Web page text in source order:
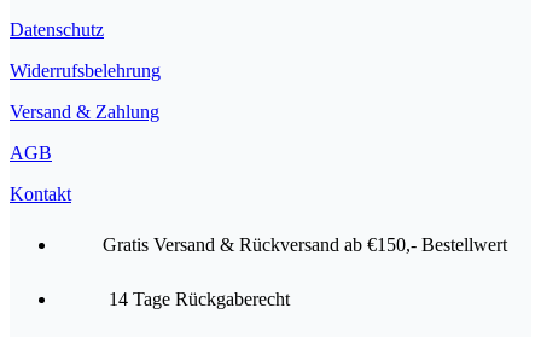
Datenschutz
Widerrufsbelehrung
Versand & Zahlung
AGB
Kontakt
Gratis Versand & Rückversand ab €150,- Bestellwert
14 Tage Rückgaberecht